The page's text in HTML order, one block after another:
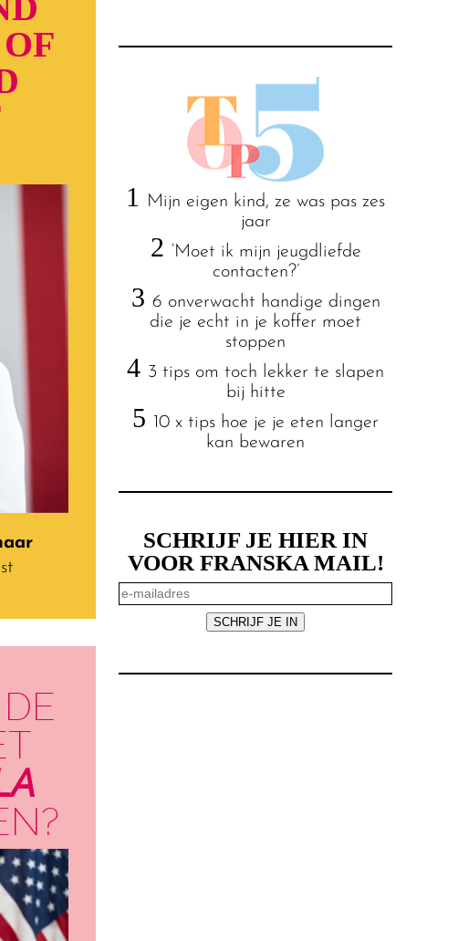
1
Mijn eigen kind, ze was pas zes
jaar
2 ‘Moet ik mijn jeugdliefde
contacten?’
3 6 onverwacht handige dingen
die je echt in je koffer moet
stoppen
4 3 tips om toch lekker te slapen
bij hitte
5 10 x tips hoe je je eten langer
kan bewaren
SCHRIJF JE HIER IN
VOOR FRANSKA MAIL!